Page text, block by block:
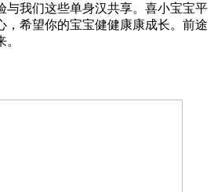
与我们这些单身汉共享。喜小宝宝平
，希望你的宝宝健健康康成长。前途